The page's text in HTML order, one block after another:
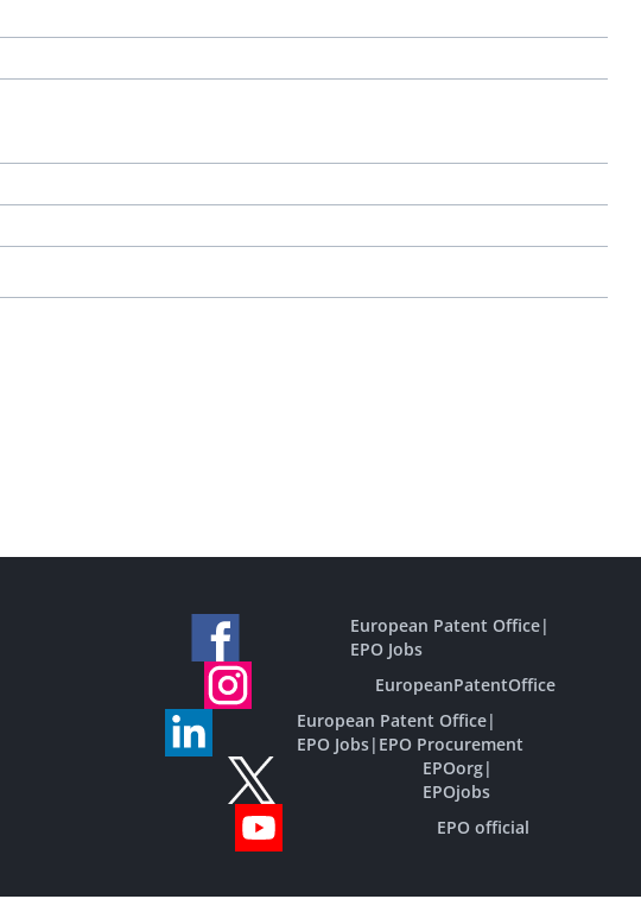
European Patent Office|
EPO Jobs
EuropeanPatentOffice
European Patent Office|
EPO Jobs| EPO Procurement
EPOorg|
EPOjobs
EPO official